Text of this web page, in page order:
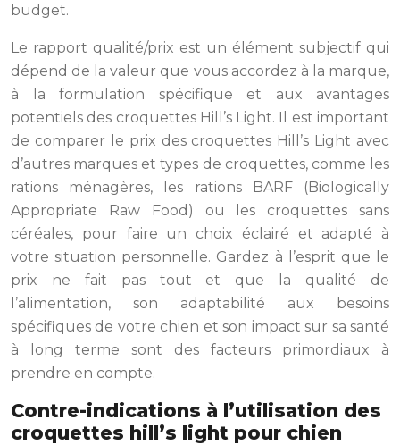
budget.
Le rapport qualité/prix est un élément subjectif qui
dépend de la valeur que vous accordez à la marque,
à la formulation spécifique et aux avantages
potentiels des croquettes Hill’s Light. Il est important
de comparer le prix des croquettes Hill’s Light avec
d’autres marques et types de croquettes, comme les
rations ménagères, les rations BARF (Biologically
Appropriate Raw Food) ou les croquettes sans
céréales, pour faire un choix éclairé et adapté à
votre situation personnelle. Gardez à l’esprit que le
prix ne fait pas tout et que la qualité de
l’alimentation, son adaptabilité aux besoins
spécifiques de votre chien et son impact sur sa santé
à long terme sont des facteurs primordiaux à
prendre en compte.
Contre-indications à l’utilisation des
croquettes hill’s light pour chien